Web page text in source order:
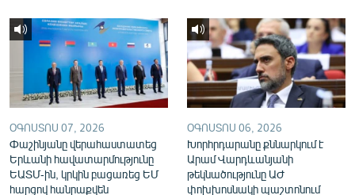
ՕԳՈՍՏՈՍ 07, 2026
Փաշինյանը վերահաստատեց
Երևանի հավատարմությունը
ԵԱՏՄ-ին, կրկին բացառեց ԵՄ
հարցով հանրաքվեն
ՕԳՈՍՏՈՍ 06, 2026
Խորհրդարանը քննարկում է
Արամ Վարդևանյանի
թեկնածությունը ԱԺ
փոխխոսնակի պաշտոնում